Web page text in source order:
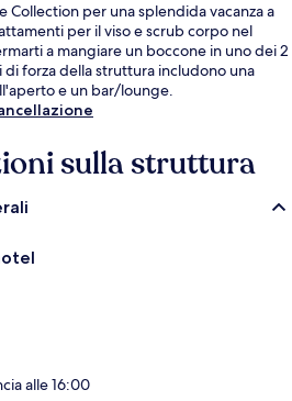
Collection per una splendida vacanza a
per il viso e scrub corpo nel
a mangiare un boccone in uno dei 2
forza della struttura includono una
e un bar/lounge.
sulla struttura
alle 16:00